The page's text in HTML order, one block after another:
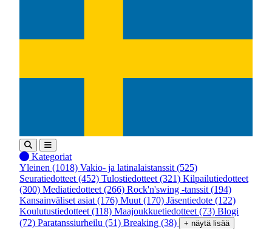
Kategoriat
Yleinen (1018) Vakio- ja latinalaistanssit (525)
Seuratiedotteet (452) Tulostiedotteet (321) Kilpailutiedotteet
(300) Mediatiedotteet (266) Rock'n'swing -tanssit (194)
Kansainväliset asiat (176) Muut (170) Jäsentiedote (122)
Koulutustiedotteet (118) Maajoukkuetiedotteet (73) Blogi
(72) Paratanssiurheilu (51) Breaking (38) + näytä lisää